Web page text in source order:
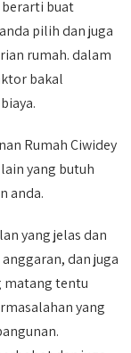
buat
pilih dan juga
rumah. dalam
bakal
Rumah Ciwidey
yang butuh
anda.
yang jelas dan
dan juga
matang tentu
yang